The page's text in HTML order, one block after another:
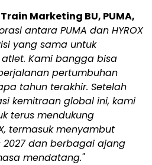
Marketing BU, PUMA,
antara PUMA dan HYROX
yang sama untuk
Kami bangga bisa
pertumbuhan
tahun terakhir. Setelah
kemitraan global ini, kami
terus mendukung
termasuk menyambut
2027 dan berbagai ajang
mendatang."